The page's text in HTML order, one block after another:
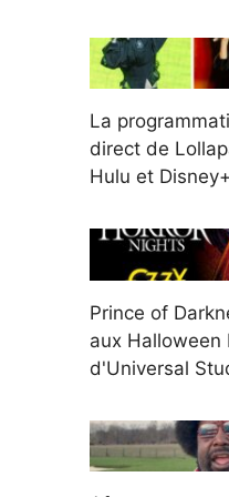
La
direct de
Hulu et
Prince of
aux Halloween
d'Universal